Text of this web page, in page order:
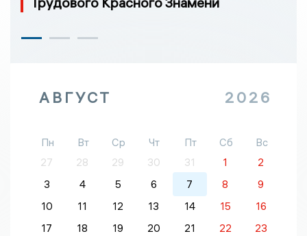
АВГУСТ 2026
Пн Вт Ср Чт Пт Сб
Вс
27
28 29 30 31 1
2
3
4 5 6 7 8
9
10
11 12 13 14 15
16
17
18 19 20 21 22
23